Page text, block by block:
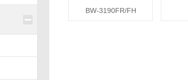
BW-3190FR/FH